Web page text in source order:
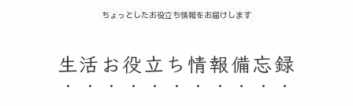
ちょっとしたお役立ち情報をお届けします
生活お役立ち情報備忘録